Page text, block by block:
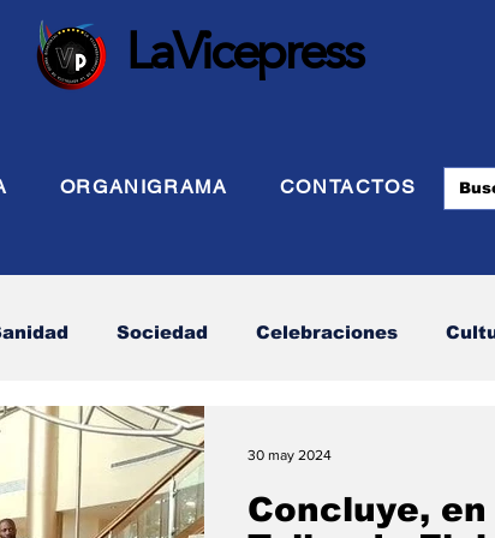
LaVicepress
ORGANIGRAMA CONTACTOS
Sociedad Celebraciones
Turismo
Asuntos Sociales Telecomunicación
Concluye,
30 may 2024